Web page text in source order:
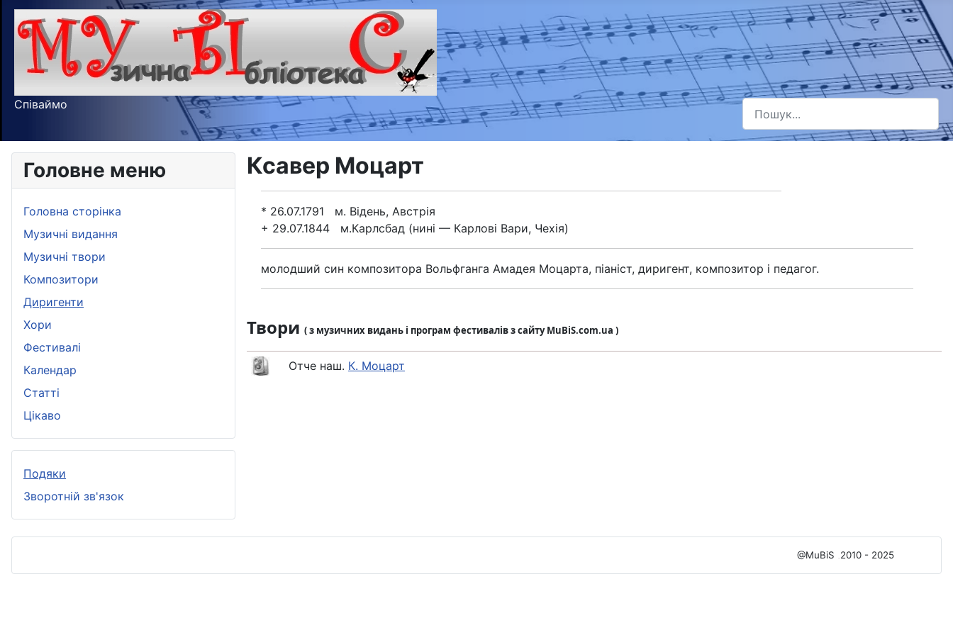
Співаймо Пошук
Type 2 or more characters for results.
Головне меню
Головна сторінка
Музичні видання
Музичні твори
Композитори
Диригенти
Хори
Фестивалі
Календар
Статті
Цікаво
Подяки
Зворотній зв'язок
Ксавер Моцарт
* 26.07.1791 м. Відень, Австрія
+ 29.07.1844 м.Карлсбад (нині — Карлові Вари, Чехія)
молодший син композитора Вольфганга Амадея Моцарта, піаніст, диригент, композитор і педагог.
Твори ( з музичних видань і програм фестивалів з сайту MuBiS.com.ua )
Отче наш. К. Моцарт
@MuBiS 2010 - 2025